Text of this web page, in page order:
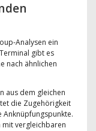
Analysen ein
gibt es
nach ähnlichen
aus dem gleichen
die Zugehörigkeit
Anknüpfungspunkte.
mit vergleichbaren